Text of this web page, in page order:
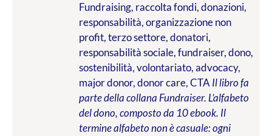
Fundraising, raccolta fondi, donazioni,
responsabilità, organizzazione non
profit, terzo settore, donatori,
responsabilità sociale, fundraiser, dono,
sostenibilità, volontariato, advocacy,
major donor, donor care, CTA Il libro fa
parte della collana Fundraiser. L’alfabeto
del dono, composto da 10 ebook. Il
termine alfabeto non è casuale: ogni